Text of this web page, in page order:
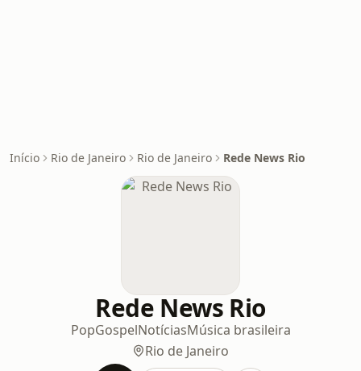
Início Rio de Janeiro Rio de Janeiro Rede News Rio
Rede News Rio
PopGospelNotíciasMúsica brasileira
Rio de Janeiro